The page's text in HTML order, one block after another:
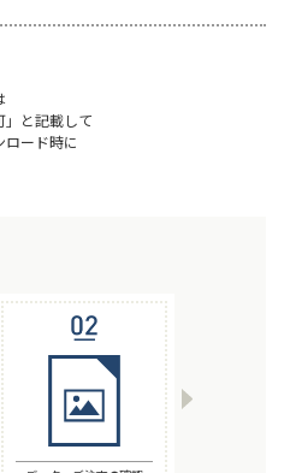
」と記載して
ード時に